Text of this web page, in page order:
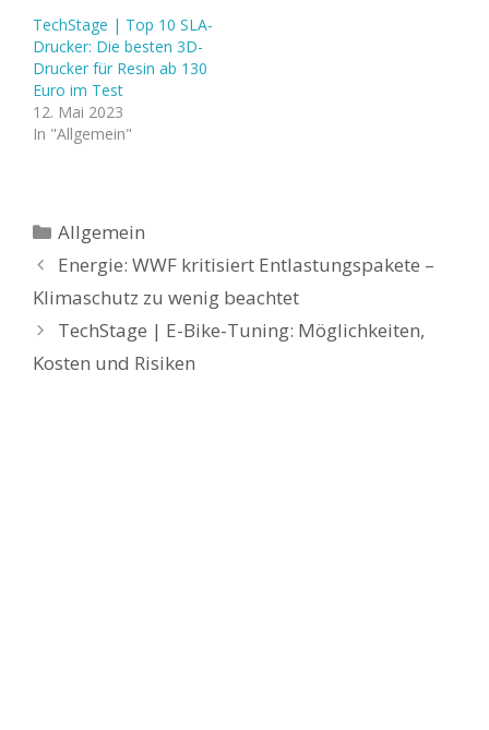
TechStage | Top 10 SLA-
Drucker: Die besten 3D-
Drucker für Resin ab 130
Euro im Test
12. Mai 2023
In "Allgemein"
Kategorien
Allgemein
Energie: WWF kritisiert Entlastungspakete –
Klimaschutz zu wenig beachtet
TechStage | E-Bike-Tuning: Möglichkeiten,
Kosten und Risiken